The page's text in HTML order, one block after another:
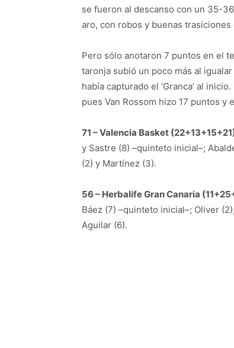
se fueron al descanso con un 35-
aro, con robos y buenas
Pero sólo anotaron 7 puntos en el
taronja subió un poco más al
había capturado el ‘Granca’ al
pues Van Rossom hizo 17 puntos y
71 – Valencia Basket
y Sastre (8) –quinteto inicial–;
(2) y Martínez (3).
56 – Herbalife Gran Canaria
Báez (7) –quinteto inicial–; Oliver
Aguilar (6).